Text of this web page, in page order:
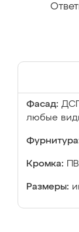
Фасад:
любые
Кромка:
Размеры: